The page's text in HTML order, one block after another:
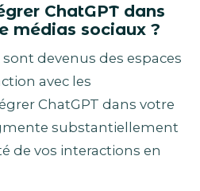
ChatGPT dans
médias sociaux ?
sont devenus des espaces
avec les
ChatGPT dans votre
substantiellement
de vos interactions en